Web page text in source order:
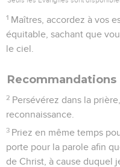
1 Maîtres, accordez à vos
équitable, sachant que
le ciel.
Recommandations
2 Persévérez dans la
reconnaissance.
3 Priez en même temps
porte pour la parole afin
de Christ, à cause duquel